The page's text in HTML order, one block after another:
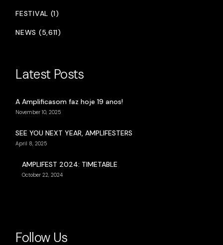
FESTIVAL (1)
NEWS (5,611)
Latest Posts
A Amplificasom faz hoje 19 anos!
November 10, 2025
SEE YOU NEXT YEAR, AMPLIFESTERS
April 8, 2025
AMPLIFEST 2024: TIMETABLE
October 22, 2024
Follow Us